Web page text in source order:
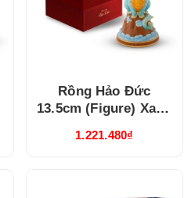
Rồng Hảo Đức
13.5cm (Figure) Xanh
1.221.480₫